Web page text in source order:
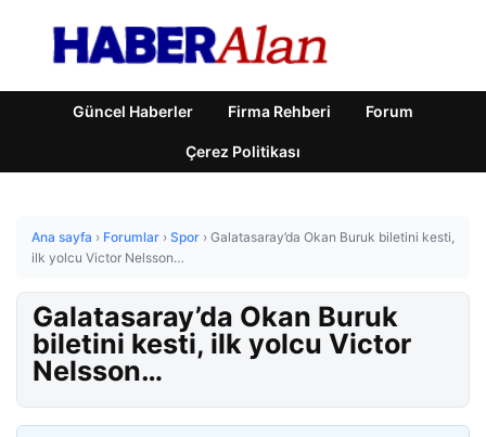
Güncel Haberler Firma Rehberi Forum
Çerez Politikası
Ana sayfa › Forumlar › Spor › Galatasaray’da Okan Buruk biletini kesti,
ilk yolcu Victor Nelsson…
Galatasaray’da Okan Buruk
biletini kesti, ilk yolcu Victor
Nelsson…